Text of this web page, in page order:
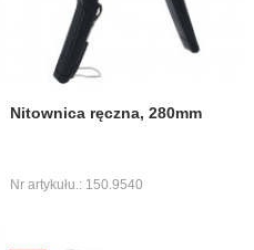
Nitownica ręczna, 280mm
Nr artykułu.: 150.9540